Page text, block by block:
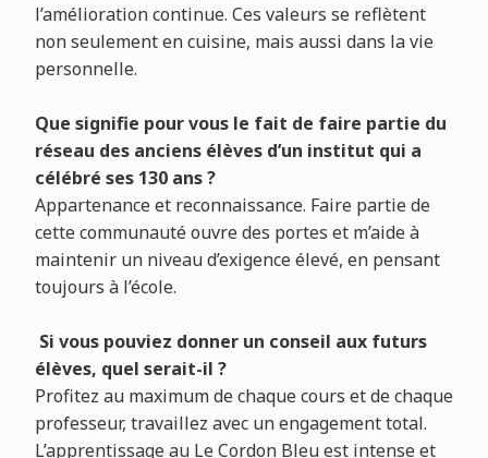
l’amélioration continue. Ces valeurs se reflètent
non seulement en cuisine, mais aussi dans la vie
personnelle.
Que signifie pour vous le fait de faire partie du
réseau des anciens élèves d’un institut qui a
célébré ses 130 ans ?
Appartenance et reconnaissance. Faire partie de
cette communauté ouvre des portes et m’aide à
maintenir un niveau d’exigence élevé, en pensant
toujours à l’école.
Si vous pouviez donner un conseil aux futurs
élèves, quel serait-il ?
Profitez au maximum de chaque cours et de chaque
professeur, travaillez avec un engagement total.
L’apprentissage au Le Cordon Bleu est intense et